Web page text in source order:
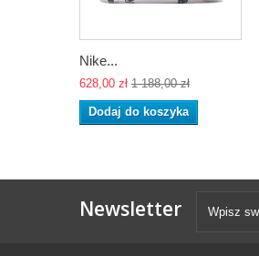
Nike...
628,00 zł 1 188,00 zł
Dodaj do koszyka
Newsletter